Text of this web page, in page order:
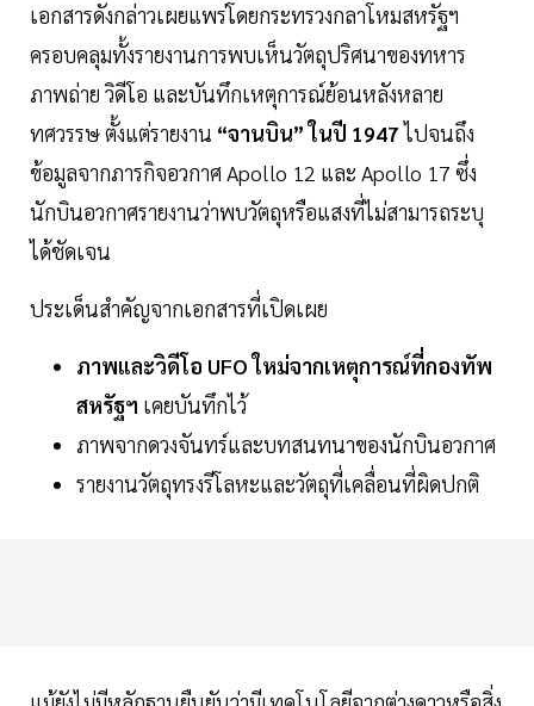
เอกสารดังกล่าวเผยแพร่โดยกระทรวงกลาโหมสหรัฐฯ
ครอบคลุมทั้งรายงานการพบเห็นวัตถุปริศนาของทหาร
ภาพถ่าย วิดีโอ และบันทึกเหตุการณ์ย้อนหลังหลาย
ทศวรรษ ตั้งแต่รายงาน “จานบิน” ในปี 1947ไปจนถึง
ข้อมูลจากภารกิจอวกาศ Apollo 12 และ Apollo 17 ซึ่ง
นักบินอวกาศรายงานว่าพบวัตถุหรือแสงที่ไม่สามารถระบุ
ได้ชัดเจน
ประเด็นสำคัญจากเอกสารที่เปิดเผย
ภาพและวิดีโอ UFO ใหม่จากเหตุการณ์ที่กองทัพ
สหรัฐฯ เคยบันทึกไว้
ภาพจากดวงจันทร์และบทสนทนาของนักบินอวกาศ
รายงานวัตถุทรงรีโลหะและวัตถุที่เคลื่อนที่ผิดปกติ